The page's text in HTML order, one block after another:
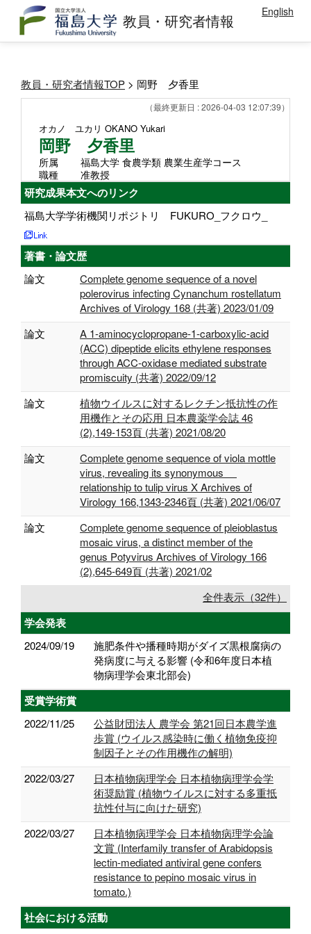
教員・研究者情報 English
教員・研究者情報TOP > 岡野 夕香里
（最終更新日 : 2026-04-03 12:07:39）
オカノ ユカリ OKANO Yukari
岡野 夕香里
所属
福島大学 食農学類 農業生産学コース
職種
准教授
研究成果本文へのリンク
福島大学学術機関リポジトリ FUKURO_フクロウ_
著書・論文歴
論文
Complete genome sequence of a novel
polerovirus infecting Cynanchum rostellatum
Archives of Virology 168 (共著) 2023/01/09
論文
A 1-aminocyclopropane-1-carboxylic-acid
(ACC) dipeptide elicits ethylene responses
through ACC-oxidase mediated substrate
promiscuity (共著) 2022/09/12
論文
植物ウイルスに対するレクチン抵抗性の作
用機作とその応用 日本農薬学会誌 46
(2),149-153頁 (共著) 2021/08/20
論文
Complete genome sequence of viola mottle
virus, revealing its synonymous
relationship to tulip virus X Archives of
Virology 166,1343-2346頁 (共著) 2021/06/07
論文
Complete genome sequence of pleioblastus
mosaic virus, a distinct member of the
genus Potyvirus Archives of Virology 166
(2),645-649頁 (共著) 2021/02
全件表示（32件）
学会発表
2024/09/19
施肥条件や播種時期がダイズ黒根腐病の
発病度に与える影響 (令和6年度日本植
物病理学会東北部会)
受賞学術賞
2022/11/25
公益財団法人 農学会 第21回日本農学進
歩賞 (ウイルス感染時に働く植物免疫抑
制因子とその作用機作の解明)
2022/03/27
日本植物病理学会 日本植物病理学会学
術奨励賞 (植物ウイルスに対する多重抵
抗性付与に向けた研究)
2022/03/27
日本植物病理学会 日本植物病理学会論
文賞 (Interfamily transfer of Arabidopsis
lectin-mediated antiviral gene confers
resistance to pepino mosaic virus in
tomato.)
社会における活動